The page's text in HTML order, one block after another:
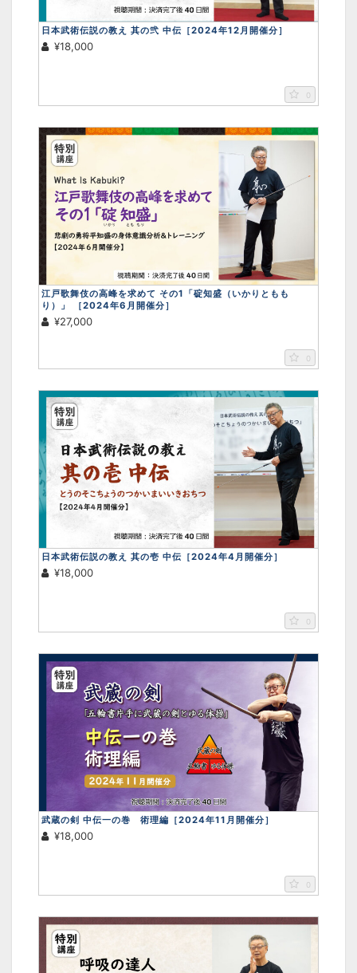
日本武術伝説の教え 其の弐 中伝［2024年12月開催分］
¥18,000
0
江戸歌舞伎の高峰を求めて その1「碇知盛（いかりともも
り）」 ［2024年6月開催分］
¥27,000
0
日本武術伝説の教え 其の壱 中伝［2024年4月開催分］
¥18,000
0
武蔵の剣 中伝一の巻 術理編［2024年11月開催分］
¥18,000
0